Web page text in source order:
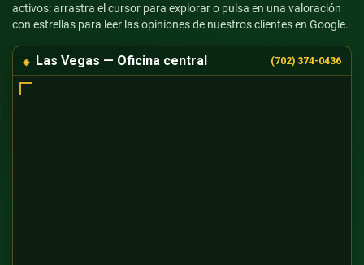
activos: arrastra el cursor para explorar o pulsa en una valoración
con estrellas para leer las opiniones de nuestros clientes en Google.
Las Vegas — Oficina central (702) 374-0436